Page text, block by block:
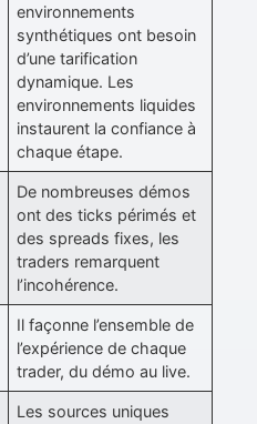
environnements
synthétiques ont besoin
d’une tarification
dynamique. Les
environnements liquides
instaurent la confiance à
chaque étape.
De nombreuses démos
ont des ticks périmés et
des spreads fixes, les
traders remarquent
l’incohérence.
Il façonne l’ensemble de
l’expérience de chaque
trader, du démo au live.
Les sources uniques